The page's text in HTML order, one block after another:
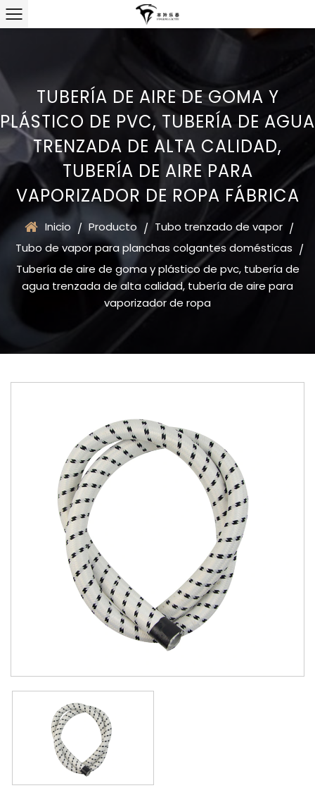
TUBERÍA DE AIRE DE GOMA Y
PLÁSTICO DE PVC, TUBERÍA DE AGUA
TRENZADA DE ALTA CALIDAD,
TUBERÍA DE AIRE PARA
VAPORIZADOR DE ROPA FÁBRICA
Inicio / Producto / Tubo trenzado de vapor /
Tubo de vapor para planchas colgantes domésticas /
Tubería de aire de goma y plástico de pvc, tubería de
agua trenzada de alta calidad, tubería de aire para
vaporizador de ropa